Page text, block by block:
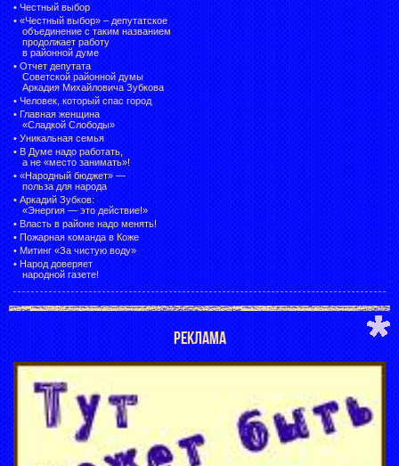
• Честный выбор
• «Честный выбор» – депутатское
объединение с таким названием
продолжает работу
в районной думе
• Отчет депутата
Советской районной думы
Аркадия Михайловича Зубкова
• Человек, который спас город
• Главная женщина
«Сладкой Слободы»
• Уникальная семья
• В Думе надо работать,
а не «место занимать»!
• «Народный бюджет» —
польза для народа
• Аркадий Зубков:
«Энергия — это действие!»
• Власть в районе надо менять!
• Пожарная команда в Коже
• Митинг «За чистую воду»
• Народ доверяет
народной газете!
РЕКЛАМА